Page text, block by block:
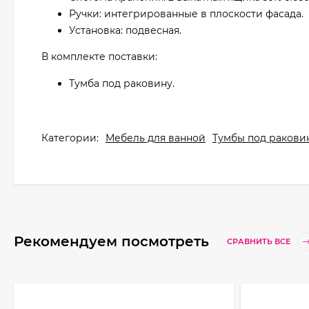
Ручки: интегрированные в плоскости фасада.
Установка: подвесная.
В комплекте поставки:
Тумба под раковину.
Категории: Мебель для ванной Тумбы под
Рекомендуем посмотреть СРАВНИТЬ ВСЕ